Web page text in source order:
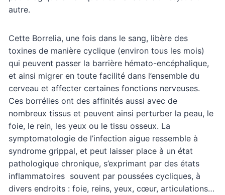
autre.
Cette Borrelia, une fois dans le sang, libère des
toxines de manière cyclique (environ tous les mois)
qui peuvent passer la barrière hémato-encéphalique,
et ainsi migrer en toute facilité dans l’ensemble du
cerveau et affecter certaines fonctions nerveuses.
Ces borrélies ont des affinités aussi avec de
nombreux tissus et peuvent ainsi perturber la peau, le
foie, le rein, les yeux ou le tissu osseux. La
symptomatologie de l’infection aigue ressemble à
syndrome grippal, et peut laisser place à un état
pathologique chronique, s’exprimant par des états
inflammatoires souvent par poussées cycliques, à
divers endroits : foie, reins, yeux, cœur, articulations…